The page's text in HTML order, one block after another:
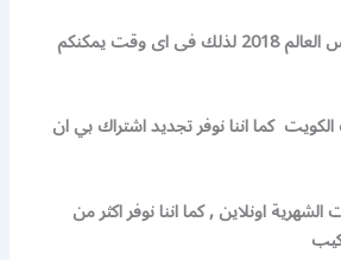
و السعودية و اشتراك كاس العالم 2018 لذلك فى اى وقت يمكنكم
كما اننا نوفر تجديد اشتراك بي ان
اونلاين , كما اننا نوفر اكثر من